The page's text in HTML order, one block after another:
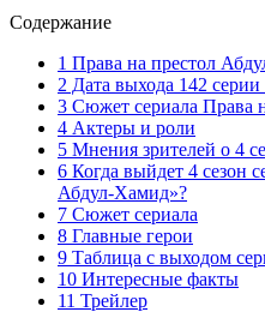
Содержание
1 Права на престол
2 Дата выхода 142 серии
3 Сюжет сериала Права
4 Актеры и роли
5 Мнения зрителей о 4
6 Когда выйдет 4 сезон
Абдул-Хамид»?
7 Сюжет сериала
8 Главные герои
9 Таблица с выходом
10 Интересные факты
11 Трейлер